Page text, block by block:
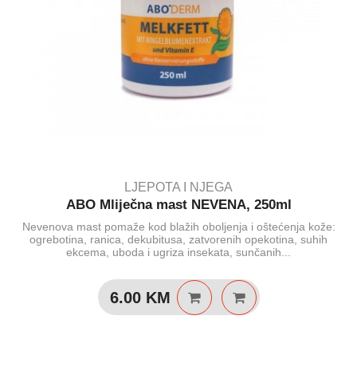
LJEPOTA I NJEGA
ABO Mliječna mast NEVENA, 250ml
Nevenova mast pomaže kod blažih oboljenja i oštećenja kože:
ogrebotina, ranica, dekubitusa, zatvorenih opekotina, suhih
ekcema, uboda i ugriza insekata, sunčanih...
6.00 KM